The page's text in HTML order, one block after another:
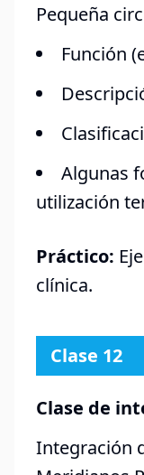
Pequeña
Función
Algunas
utilización
Práctico:
clínica.
Clase 12
Clase de
Integración